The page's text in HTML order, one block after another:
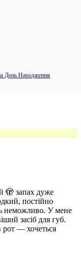
для природного
відтінку, що
День Народження
🫣 запах дуже
постійно
неможливо. У мене
засіб для губ.
рот — хочеться